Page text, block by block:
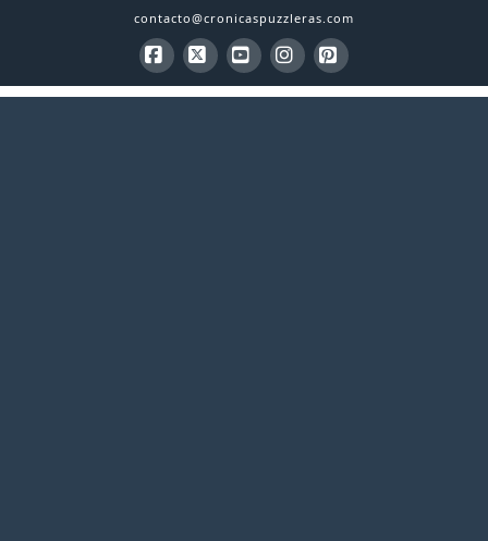
contacto@cronicaspuzzleras.com
Facebook
X YouTubeInstagram
Pinterest